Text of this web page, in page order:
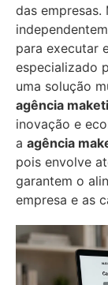
das empresas.
para executar
especializado
uma solução
agência
inovação e
a agência
pois envolve
garantem o
empresa e as